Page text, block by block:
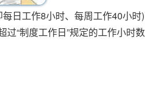
日工作8小时、每周工作40小时
“制度工作日”规定的工作小时